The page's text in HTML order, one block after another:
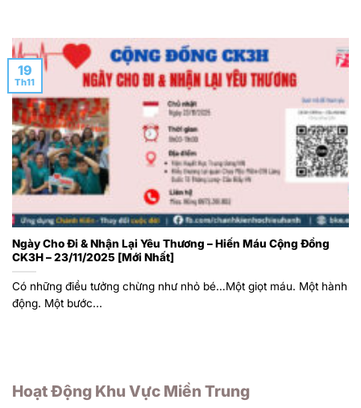
Ngày Cho Đi & Nhận Lại Yêu Thương – Hiến Máu Cộng Đồng
CK3H – 23/11/2025 [Mới Nhất]
Có những điều tưởng chừng như nhỏ bé…Một giọt máu. Một hành
động. Một bước...
19
Th11
Hoạt Động Khu Vực Miền Trung